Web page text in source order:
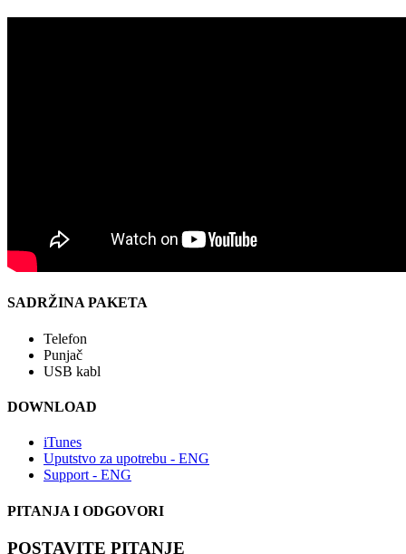
SADRŽINA PAKETA
Telefon
Punjač
USB kabl
DOWNLOAD
iTunes
Uputstvo za upotrebu - ENG
Support - ENG
PITANJA I ODGOVORI
POSTAVITE PITANJE